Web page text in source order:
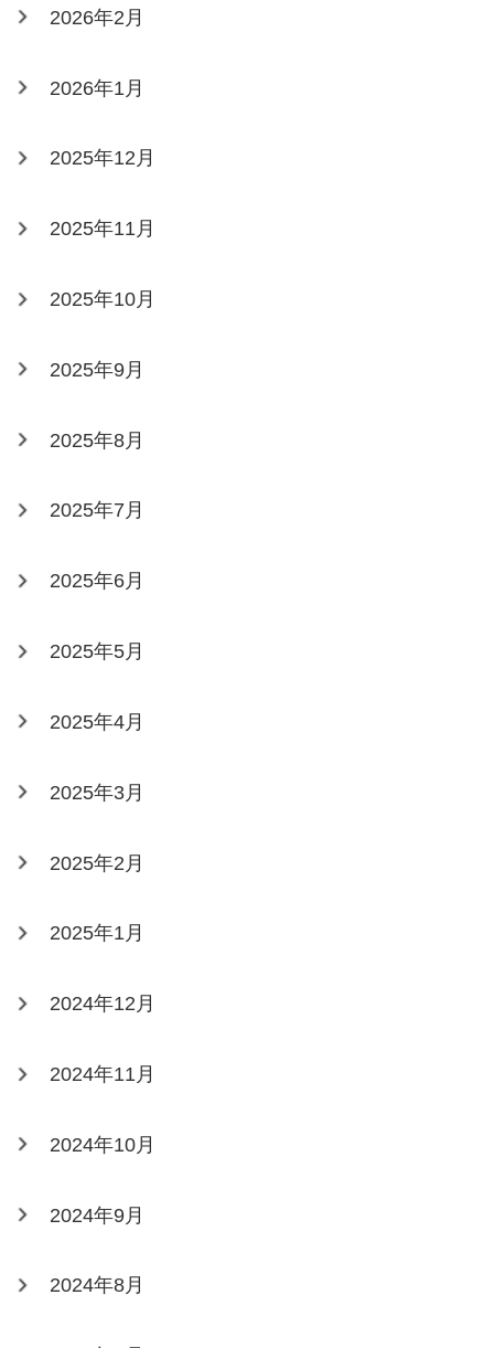
2026年2月
2026年1月
2025年12月
2025年11月
2025年10月
2025年9月
2025年8月
2025年7月
2025年6月
2025年5月
2025年4月
2025年3月
2025年2月
2025年1月
2024年12月
2024年11月
2024年10月
2024年9月
2024年8月